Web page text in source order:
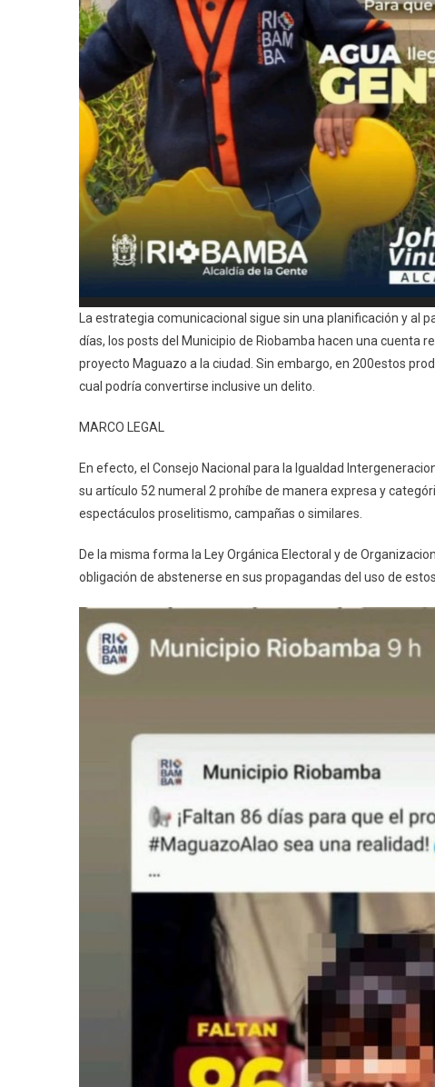
La estrategia comunicacional sigue sin una planificación y al
días, los posts del Municipio de Riobamba hacen una cuenta
proyecto Maguazo a la ciudad. Sin embargo, en 200estos
cual podría convertirse inclusive un delito.
MARCO LEGAL
En efecto, el Consejo Nacional para la Igualdad
su artículo 52 numeral 2 prohíbe de manera expresa y
espectáculos proselitismo, campañas o similares.
De la misma forma la Ley Orgánica Electoral y de
obligación de abstenerse en sus propagandas del uso de